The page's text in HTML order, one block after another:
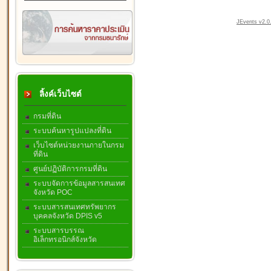
ลิ้งค์เว็บไซต์
กรมที่ดิน
ระบบค้นหารูปแปลงที่ดิน
เว็บไซต์หน่วยงานภายในกรม
ที่ดิน
ศูนย์ปฏิบัติการกรมที่ดิน
ระบบจัดการข้อมูลสารสนเทศ
จังหวัด POC
ระบบสารสนเทศทรัพยากร
บุคคลจังหวัด DPIS v5
ระบบสารบรรณ
อิเล็กทรอนิกส์จังหวัด
JEvents